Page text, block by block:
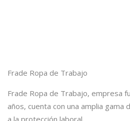
Frade Ropa de Trabajo
Frade Ropa de Trabajo, empresa
años, cuenta con una amplia
a la protección laboral.